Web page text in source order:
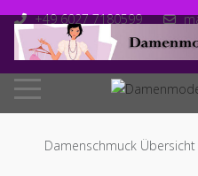
+49 6027 7180599
Mo-Fr: 10.00 - 18.00
Damenschmuck Übersicht